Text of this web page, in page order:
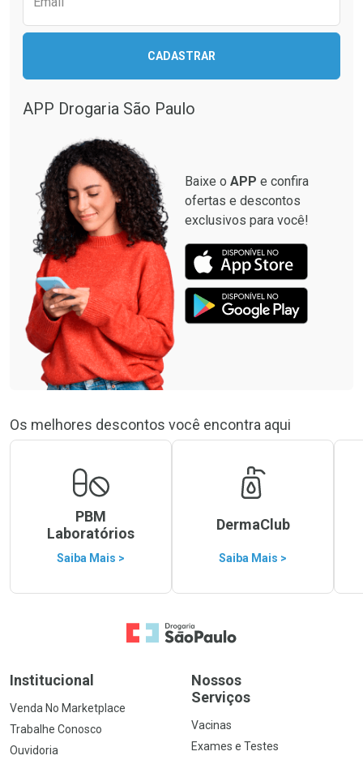
CADASTRAR
APP Drogaria São Paulo
Baixe o APP e confira
ofertas e descontos
exclusivos para você!
Os melhores descontos você encontra aqui
PBM
Laboratórios
Saiba Mais >
DermaClub
Saiba Mais >
Ir para a Home
Institucional
Venda No Marketplace
Trabalhe Conosco
Ouvidoria
Nossos
Serviços
Vacinas
Exames e Testes